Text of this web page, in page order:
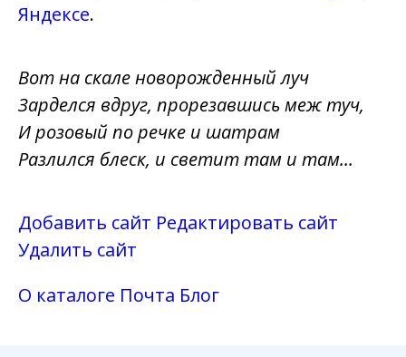
Яндексе.
Вот на скале новорожденный луч
Зарделся вдруг, прорезавшись меж туч,
И розовый по речке и шатрам
Разлился блеск, и светит там и там...
Добавить сайт Редактировать сайт
Удалить сайт
О каталоге Почта Блог